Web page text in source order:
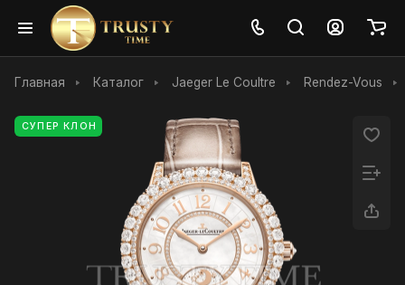
Главная Каталог Jaeger Le Coultre Rendez-Vous
СУПЕР КЛОН